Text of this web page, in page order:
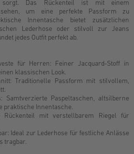
sorgt. Das Rückenteil ist mit einem
um eine perfekte Passform zu
Innentasche bietet zusätzlichen
Lederhose oder stilvoll zur Jeans
jedes Outfit perfekt ab.
für Herren: Feiner Jacquard-Stoff in
klassischen Look.
Traditionelle Passform mit stilvollem,
Samtverzierte Paspeltaschen, altsilberne
praktische Innentasche.
Rückenteil mit verstellbarem Riegel für
Ideal zur Lederhose für festliche Anlässe
tragbar.